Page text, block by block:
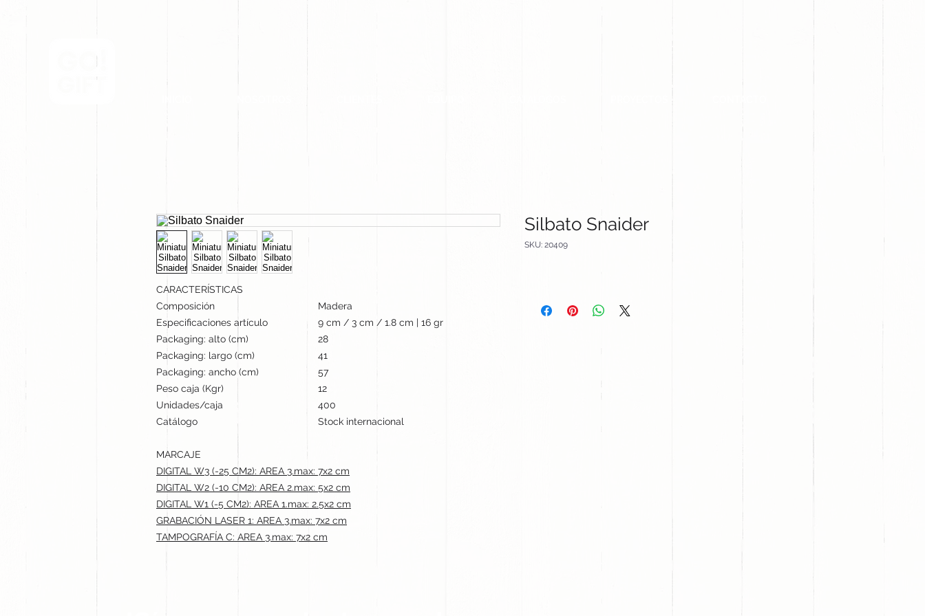
CARACTERÍSTICAS
Composición
Madera
Especificaciones artículo
9 cm / 3 cm / 1.8 cm | 16 gr
Packaging: alto (cm)
28
Packaging: largo (cm)
41
Packaging: ancho (cm)
57
Peso caja (Kgr)
12
Unidades/caja
400
Catálogo
Stock internacional
MARCAJE
DIGITAL W3 (-25 CM2): AREA 3.max: 7x2 cm
DIGITAL W2 (-10 CM2): AREA 2.max: 5x2 cm
DIGITAL W1 (-5 CM2): AREA 1.max: 2.5x2 cm
GRABACIÓN LASER 1: AREA 3.max: 7x2 cm
TAMPOGRAFÍA C: AREA 3.max: 7x2 cm
Silbato Snaider
SKU: 20409